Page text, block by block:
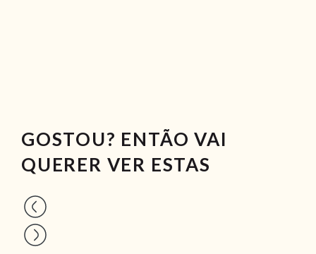
GOSTOU? ENTÃO VAI
QUERER VER ESTAS